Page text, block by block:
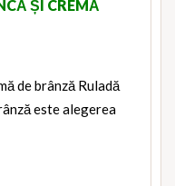
ȘI CREMĂ
de brânză Ruladă
este alegerea